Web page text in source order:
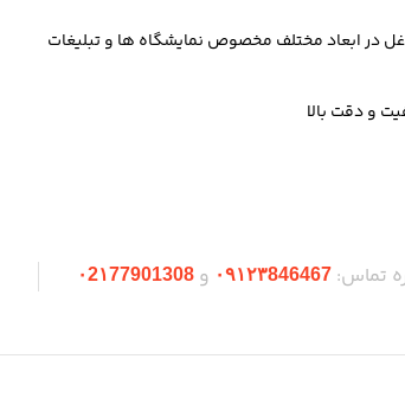
در ابعاد مختلف مخصوص نمایشگاه ها و تبلیغات
تماس: ۰۹۱۲۳846467 و ۰2۱77901308